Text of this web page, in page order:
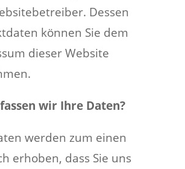
Dessen
können Sie dem
dieser Website
wir Ihre Daten?
werden zum einen
erhoben, dass Sie uns